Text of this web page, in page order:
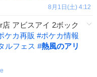
8月1日(土) 4:12
アビスアイ 2ボック
ケカ再販 #ポケカ情報
ルフェス #熱風のアリ